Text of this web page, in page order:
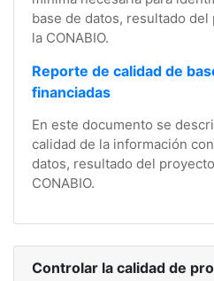
base de datos, resultado
la CONABIO.
Reporte de calidad de
financiadas
En este documento se
calidad de la información
datos, resultado del
CONABIO.
Controlar la calidad de